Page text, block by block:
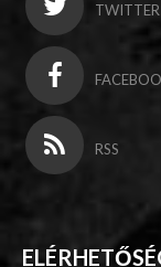
TWITTER
RSS